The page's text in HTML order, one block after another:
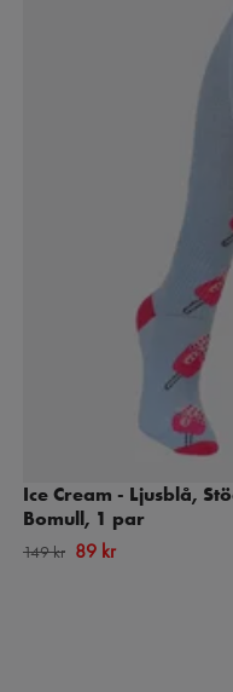
Ice Cream - Ljusblå,
Bomull, 1 par
149 kr 89 kr